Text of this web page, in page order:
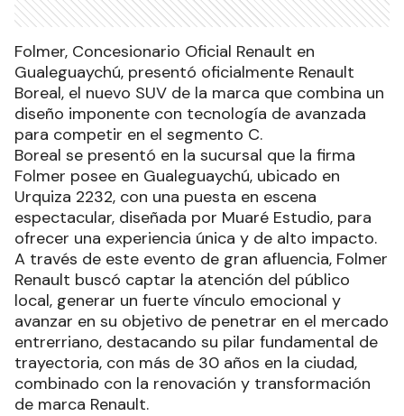
Folmer, Concesionario Oficial Renault en
Gualeguaychú, presentó oficialmente Renault
Boreal, el nuevo SUV de la marca que combina un
diseño imponente con tecnología de avanzada
para competir en el segmento C.
Boreal se presentó en la sucursal que la firma
Folmer posee en Gualeguaychú, ubicado en
Urquiza 2232, con una puesta en escena
espectacular, diseñada por Muaré Estudio, para
ofrecer una experiencia única y de alto impacto.
A través de este evento de gran afluencia, Folmer
Renault buscó captar la atención del público
local, generar un fuerte vínculo emocional y
avanzar en su objetivo de penetrar en el mercado
entrerriano, destacando su pilar fundamental de
trayectoria, con más de 30 años en la ciudad,
combinado con la renovación y transformación
de marca Renault.